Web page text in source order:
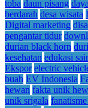
toba daun pisang
berdarah desa wisata
Digital marketing
pengantar tidur
durian black horn
kesehatan edukasi
Ekspor electric
buah EV Indonesia
hewan fakta unik
unik srigala